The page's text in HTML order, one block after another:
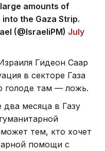
amounts of
the Gaza Strip.
(@IsraeliPM) July
Гидеон Саар
в секторе Газа
голоде там — ложь.
два месяца в Газу
тем, кто хочет
помощи с